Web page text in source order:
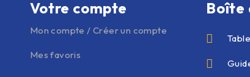
Votre compte
Mon compte / Créer un compte
Mes favoris
Boîte